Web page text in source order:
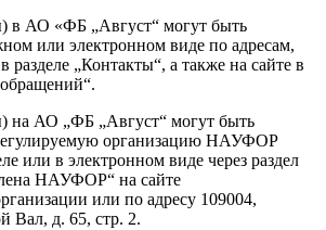
в АО «ФБ „Август“ могут быть
или электронном виде по адресам,
разделе „Контакты“, а также на сайте в
на АО „ФБ „Август“ могут быть
организацию НАУФОР
или в электронном виде через раздел
НАУФОР“ на сайте
или по адресу 109004,
Вал, д. 65, стр. 2.